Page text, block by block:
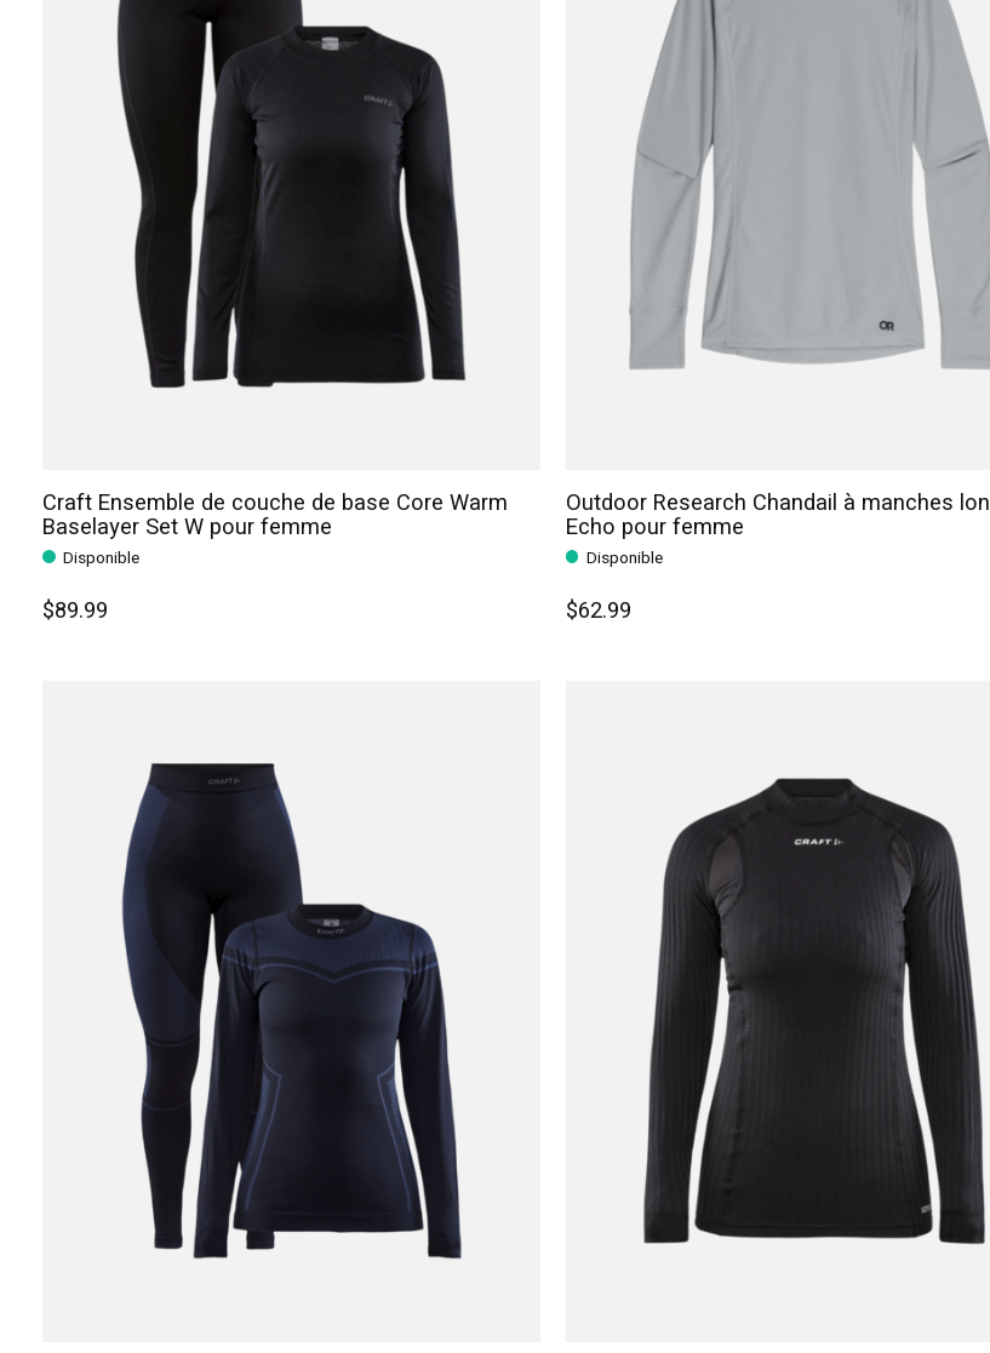
Craft Ensemble de couche de base Core Warm
Baselayer Set W pour femme
Disponible
$89.99
Outdoor Research Chandail à manches
Echo pour femme
Disponible
$62.99